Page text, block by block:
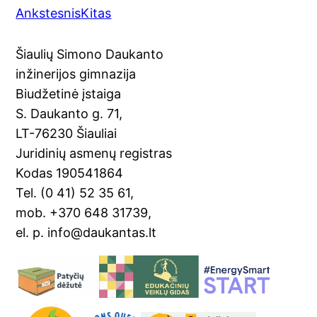
c
e
b
o
o
k
o
gl
e
Tr
a
n
sl
at
e
er
e
st
l
AnkstesnisKitas
Šiaulių Simono Daukanto
inžinerijos gimnazija
Biudžetinė įstaiga
S. Daukanto g. 71,
LT-76230 Šiauliai
Juridinių asmenų registras
Kodas 190541864
Tel. (0 41) 52 35 61,
mob. +370 648 31739,
el. p. info@daukantas.lt